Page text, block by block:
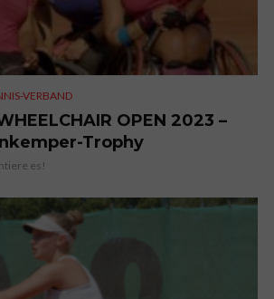
VERBAND
OPEN 2023 –
Trophy
es!